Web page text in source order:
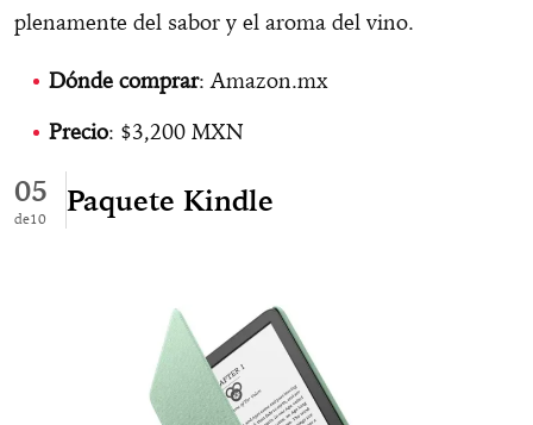
plenamente del sabor y el aroma del vino.
Dónde comprar: Amazon.mx
Precio: $3,200 MXN
05
10
Paquete Kindle